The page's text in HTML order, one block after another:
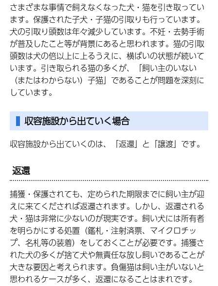
さまざまな事情で飼えなくなった犬・猫を引き取ってい
ます。保護された子犬・子猫の引取りも行っています。
犬の引取り頭数は年々減少しています。不妊・去勢手術
が普及したこと等が背景にあると思われます。猫の引取
頭数は犬の倍以上に上るうえに、横ばいの状態が続いて
います。引き取られる猫の多くが、「飼い主のいない
（またはわからない）子猫」であることが問題を深刻に
しています。
収容施設から出ていく場合
収容施設から出ていくのは、「返還」と「譲渡」です。
返還
捕獲・保護されても、定められた期限までに飼い主が迎
えに来てくだされば返還されます。しかし、返還される
犬・猫は非常に少ないのが現実です。飼い犬には所有者
を明らかにする処置（鑑札・注射済票、マイクロチッ
プ、名札等の装着）をしておくことが必要です。捕獲さ
れた犬の多くが捨て犬や無責任な放し飼いであることが
大きな要因と考えられます。負傷猫は飼い主がいないと
思われるケースが多く、返還になることはまれです。